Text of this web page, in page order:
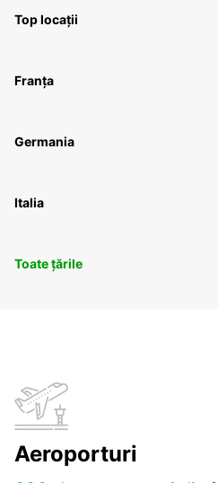
Top locații
Franța
Germania
Italia
Toate țările
Aeroporturi